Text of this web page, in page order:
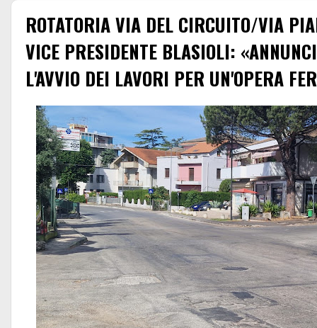
ROTATORIA VIA DEL CIRCUITO/VIA
VICE PRESIDENTE BLASIOLI:
L'AVVIO DEI LAVORI PER UN'OPERA